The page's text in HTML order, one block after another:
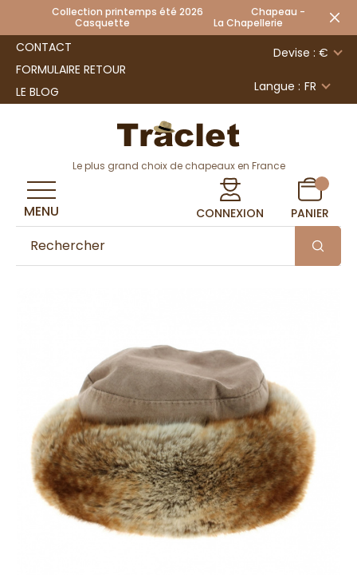
Collection printemps été 2026 Chapeau -
Casquette La Chapellerie
CONTACT
FORMULAIRE RETOUR
LE BLOG
Devise : €
Langue : FR
Le plus grand choix de chapeaux en France
CONNEXION PANIER
MENU